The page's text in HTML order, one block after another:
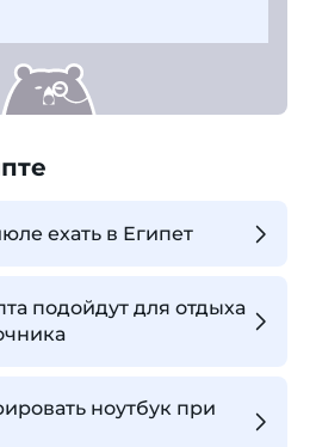
ехать в Египет
подойдут для отдыха
ноутбук при